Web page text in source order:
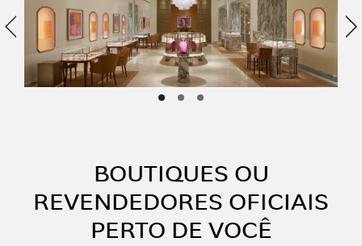
Anterior
BOUTIQUES OU
REVENDEDORES OFICIAIS
PERTO DE VOCÊ